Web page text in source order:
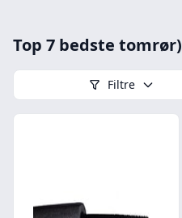
Top 7 bedste tomrør)
Filtre